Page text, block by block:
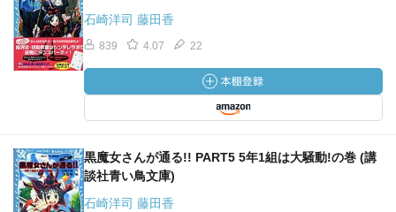
石崎洋司 藤田香
839 4.07 22
黒魔女さんが通る!! PART5 5年1組は大騒動!の巻 (講
談社青い鳥文庫)
石崎洋司 藤田香